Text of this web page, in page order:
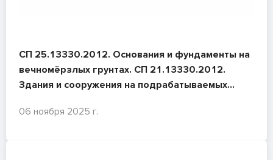
СП 25.13330.2012. Основания и фундаменты на
вечномёрзлых грунтах. СП 21.13330.2012.
Здания и сооружения на подрабатываемых
06 ноября 2025 г.